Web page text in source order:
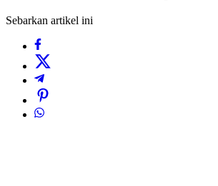
Sebarkan artikel ini